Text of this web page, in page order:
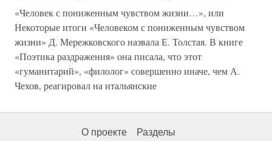
«Человек с пониженным чувством жизни…», или
Некоторые итоги «Человеком с пониженным чувством
жизни» Д. Мережковского назвала Е. Толстая. В книге
«Поэтика раздражения» она писала, что этот
«гуманитарий», «филолог» совершенно иначе, чем А.
Чехов, реагировал на итальянские
О проекте Разделы